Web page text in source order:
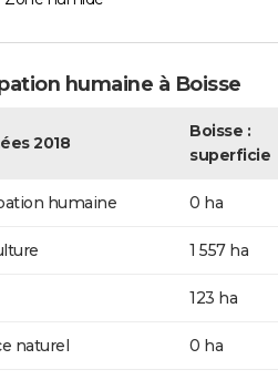
humaine à Boisse
2018
Boisse :
superficie
humaine 0 ha
1 557 ha
123 ha
naturel 0 ha